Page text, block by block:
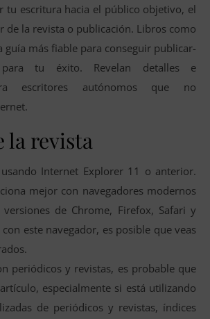
tu escritura hacia el público objetivo, el
de la revista o publicación. Libros como
guía más fiable para conseguir publicar-
para tu éxito. Revelan detalles e
escritores autónomos que no
la revista
Internet Explorer 11 o anterior.
mejor con navegadores modernos
de Chrome, Firefox, Safari y
con este navegador, es posible que veas
periódicos y revistas, es probable que
especialmente si está utilizando
de periódicos y revistas, índices